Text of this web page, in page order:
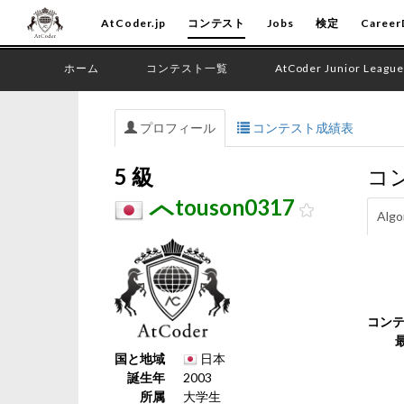
AtCoder.jp コンテスト Jobs 検定
ホーム コンテスト一覧 AtCoder Junior League
プロフィール コンテスト成績表
5 級
touson0317
国と地域
日本
誕生年
2003
所属
大学生
コ
コン